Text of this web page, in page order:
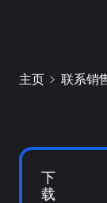
主页 联系销
下
载